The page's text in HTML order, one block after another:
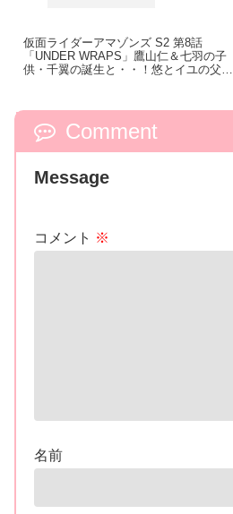
仮面ライダーアマゾンズ S2 第8話
「UNDER WRAPS」鷹山仁＆七羽の子
供・千翼の誕生と・・！悠とイユの父の
Comment
Message
コメント ※
名前